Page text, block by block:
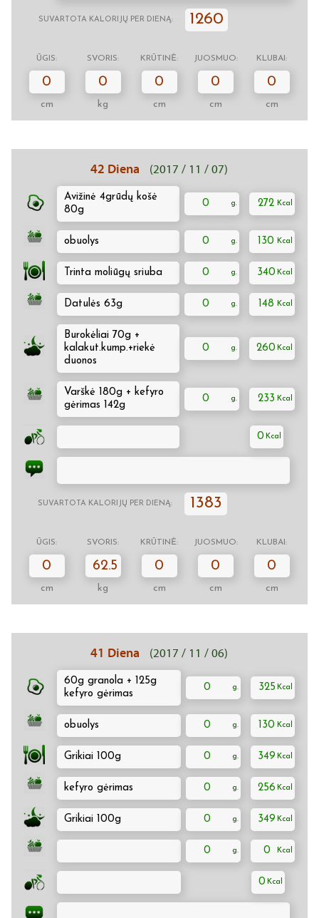
SUVARTOTA KALORIJŲ PER DIENĄ: 1260
ŪGIS: SVORIS: KRŪTINĖ: JUOSMUO: KLUBAI:
0
cm
0
kg
0
cm
0
cm
0
cm
42 Diena (2017 / 11 / 07)
Avižinė 4grūdų košė
80g
0 272
obuolys 0 130
Trinta moliūgų sriuba 0 340
Datulės 63g 0 148
Burokėliai 70g +
kalakut.kump.+riekė
duonos
0 260
Varškė 180g + kefyro
gėrimas 142g
0 233
0
SUVARTOTA KALORIJŲ PER DIENĄ: 1383
ŪGIS: SVORIS: KRŪTINĖ: JUOSMUO: KLUBAI:
0
cm
62.5
kg
0
cm
0
cm
0
cm
41 Diena (2017 / 11 / 06)
60g granola + 125g
kefyro gėrimas
0 325
obuolys 0 130
Grikiai 100g 0 349
kefyro gėrimas 0 256
Grikiai 100g 0 349
0 0
0